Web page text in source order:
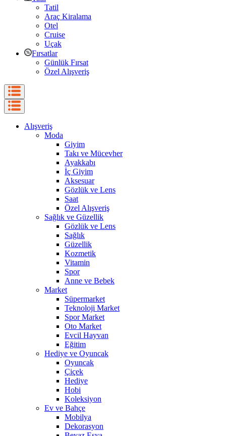
Tatil
Araç Kiralama
Otel
Cruise
Uçak
Fırsatlar
Günlük Fırsat
Özel Alışveriş
Alışveriş
Moda
Giyim
Takı ve Mücevher
Ayakkabı
İç Giyim
Aksesuar
Gözlük ve Lens
Saat
Özel Alışveriş
Sağlık ve Güzellik
Gözlük ve Lens
Sağlık
Güzellik
Kozmetik
Vitamin
Spor
Anne ve Bebek
Market
Süpermarket
Teknoloji Market
Spor Market
Oto Market
Evcil Hayvan
Eğitim
Hediye ve Oyuncak
Oyuncak
Çiçek
Hediye
Hobi
Koleksiyon
Ev ve Bahçe
Mobilya
Dekorasyon